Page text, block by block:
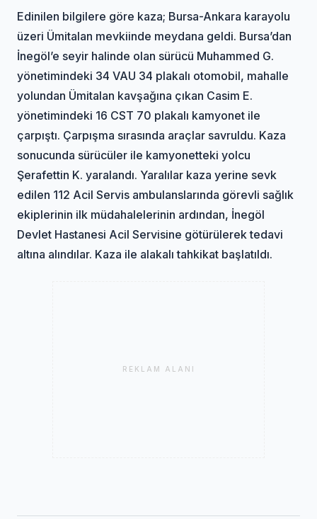
Edinilen bilgilere göre kaza; Bursa-Ankara karayolu
üzeri Ümitalan mevkiinde meydana geldi. Bursa’dan
İnegöl’e seyir halinde olan sürücü Muhammed G.
yönetimindeki 34 VAU 34 plakalı otomobil, mahalle
yolundan Ümitalan kavşağına çıkan Casim E.
yönetimindeki 16 CST 70 plakalı kamyonet ile
çarpıştı. Çarpışma sırasında araçlar savruldu. Kaza
sonucunda sürücüler ile kamyonetteki yolcu
Şerafettin K. yaralandı. Yaralılar kaza yerine sevk
edilen 112 Acil Servis ambulanslarında görevli sağlık
ekiplerinin ilk müdahalelerinin ardından, İnegöl
Devlet Hastanesi Acil Servisine götürülerek tedavi
altına alındılar. Kaza ile alakalı tahkikat başlatıldı.
REKLAM ALANI